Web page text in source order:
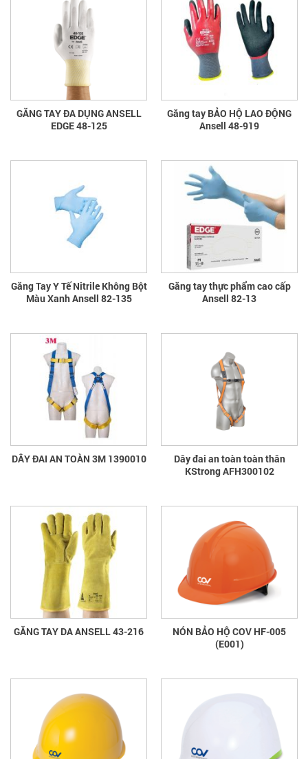
GĂNG TAY ĐA DỤNG ANSELL
EDGE 48-125
Găng tay BẢO HỘ LAO ĐỘNG
Ansell 48-919
Găng Tay Y Tế Nitrile Không Bột
Màu Xanh Ansell 82-135
Găng tay thực phẩm cao cấp
Ansell 82-13
DÂY ĐAI AN TOÀN 3M 1390010
Dây đai an toàn toàn thân
KStrong AFH300102
GĂNG TAY DA ANSELL 43-216
NÓN BẢO HỘ COV HF-005
(E001)